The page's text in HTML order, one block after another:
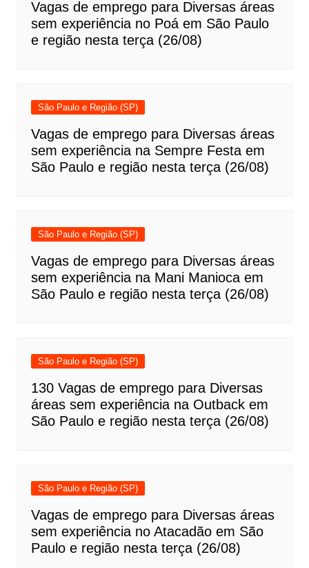
Vagas de emprego para Diversas áreas
sem experiência no Poá em São Paulo
e região nesta terça (26/08)
São Paulo e Região (SP)
Vagas de emprego para Diversas áreas
sem experiência na Sempre Festa em
São Paulo e região nesta terça (26/08)
São Paulo e Região (SP)
Vagas de emprego para Diversas áreas
sem experiência na Mani Manioca em
São Paulo e região nesta terça (26/08)
São Paulo e Região (SP)
130 Vagas de emprego para Diversas
áreas sem experiência na Outback em
São Paulo e região nesta terça (26/08)
São Paulo e Região (SP)
Vagas de emprego para Diversas áreas
sem experiência no Atacadão em São
Paulo e região nesta terça (26/08)